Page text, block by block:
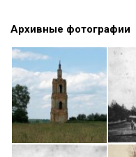
Архивные фотографии